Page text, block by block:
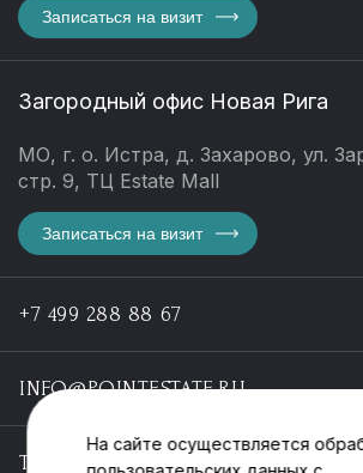
Записаться на визит
Загородный офис Новая Рига
МО, г. о. Истра, д. Захарово, ул.
стр. 9, ТЦ Estate Mall
Записаться на визит
+7 499 288 88 67
INFO@POINTESTATE.RU
TELEGRAM
На сайте осуществляется